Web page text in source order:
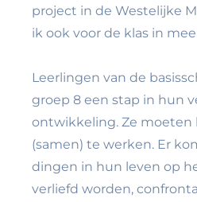
project in de Westelijke
ik ook voor de klas in
Leerlingen van de
groep 8 een stap in hun
ontwikkeling. Ze moeten
(samen) te werken. Er
dingen in hun leven op
verliefd worden,